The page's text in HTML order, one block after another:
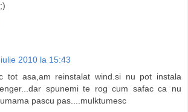
2010 la 15:43
tot asa,am reinstalat wind.si nu pot instala
spunemi te rog cum safac ca nu
pascu pas....mulktumesc